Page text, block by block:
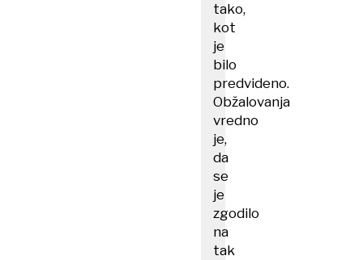
tako,
kot
je
bilo
predvideno.
Obžalovanja
vredno
je,
da
se
je
zgodilo
na
tak